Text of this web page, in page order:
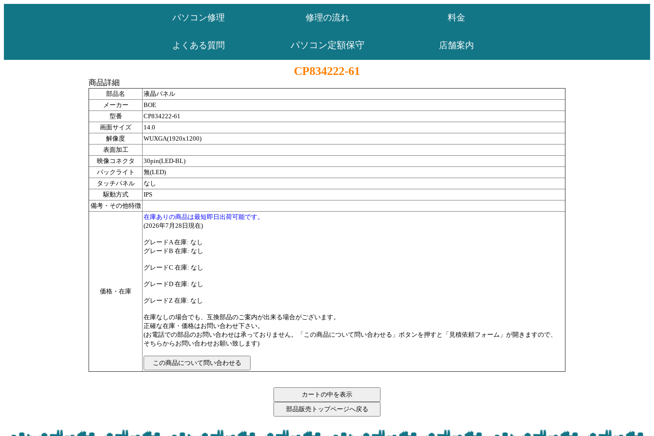
パソコン修理 修理の流れ 料金
よくある質問 パソコン定額保守 店舗案内
CP834222-61
商品詳細
部品名
液晶パネル
メーカー
BOE
型番
CP834222-61
画面サイズ
14.0
解像度
WUXGA(1920x1200)
表面加工
映像コネクタ
30pin(LED-BL)
バックライト
無(LED)
タッチパネル
なし
駆動方式
IPS
備考・その他特徴
価格・在庫
在庫ありの商品は最短即日出荷可能です。
(2026年7月28日現在)
グレードA 在庫: なし
グレードB 在庫: なし
グレードC 在庫: なし
グレードD 在庫: なし
グレードZ 在庫: なし
在庫なしの場合でも、互換部品のご案内が出来る場合がございます。
正確な在庫・価格はお問い合わせ下さい。
(お電話での部品のお問い合わせは承っておりません。「この商品について問い合わせる」ボタンを押すと「見積依頼フォーム」が開きますので、
そちらからお問い合わせお願い致します)